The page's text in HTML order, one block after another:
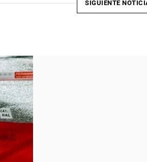
SIGUIENTE